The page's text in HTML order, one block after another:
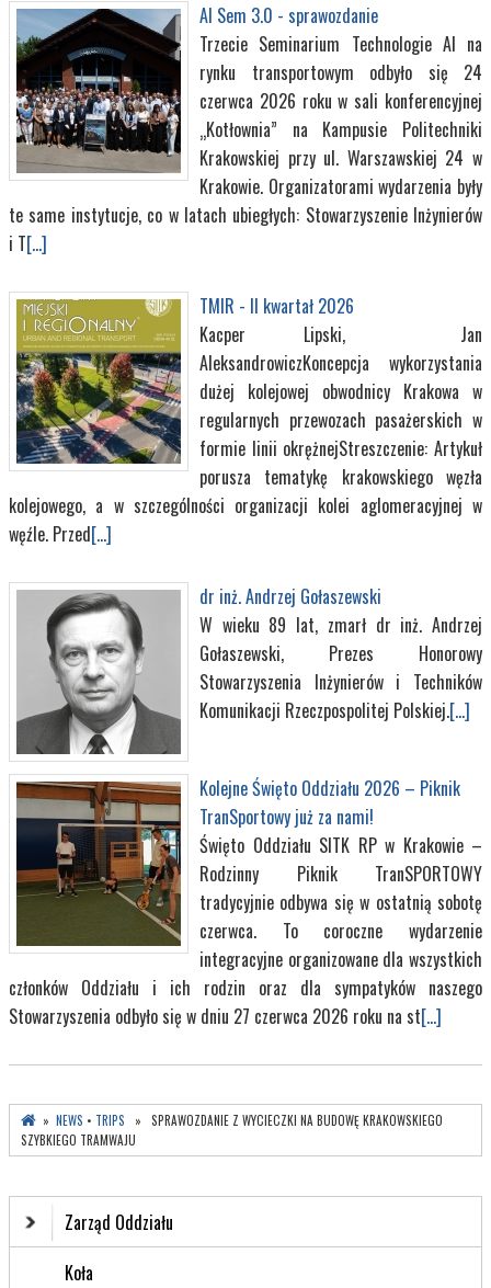
AI Sem 3.0 - sprawozdanie
Trzecie Seminarium Technologie AI na
rynku transportowym odbyło się 24
czerwca 2026 roku w sali konferencyjnej
„Kotłownia” na Kampusie Politechniki
Krakowskiej przy ul. Warszawskiej 24 w
Krakowie. Organizatorami wydarzenia były
te same instytucje, co w latach ubiegłych: Stowarzyszenie Inżynierów
i T[...]
TMIR - II kwartał 2026
Kacper Lipski, Jan
AleksandrowiczKoncepcja wykorzystania
dużej kolejowej obwodnicy Krakowa w
regularnych przewozach pasażerskich w
formie linii okrężnejStreszczenie: Artykuł
porusza tematykę krakowskiego węzła
kolejowego, a w szczególności organizacji kolei aglomeracyjnej w
węźle. Przed[...]
dr inż. Andrzej Gołaszewski
W wieku 89 lat, zmarł dr inż. Andrzej
Gołaszewski, Prezes Honorowy
Stowarzyszenia Inżynierów i Techników
Komunikacji Rzeczpospolitej Polskiej.[...]
Kolejne Święto Oddziału 2026 – Piknik
TranSportowy już za nami!
Święto Oddziału SITK RP w Krakowie –
Rodzinny Piknik TranSPORTOWY
tradycyjnie odbywa się w ostatnią sobotę
czerwca. To coroczne wydarzenie
integracyjne organizowane dla wszystkich
członków Oddziału i ich rodzin oraz dla sympatyków naszego
Stowarzyszenia odbyło się w dniu 27 czerwca 2026 roku na st[...]
» NEWS • TRIPS » SPRAWOZDANIE Z WYCIECZKI NA BUDOWĘ KRAKOWSKIEGO
SZYBKIEGO TRAMWAJU
Zarząd Oddziału
Koła